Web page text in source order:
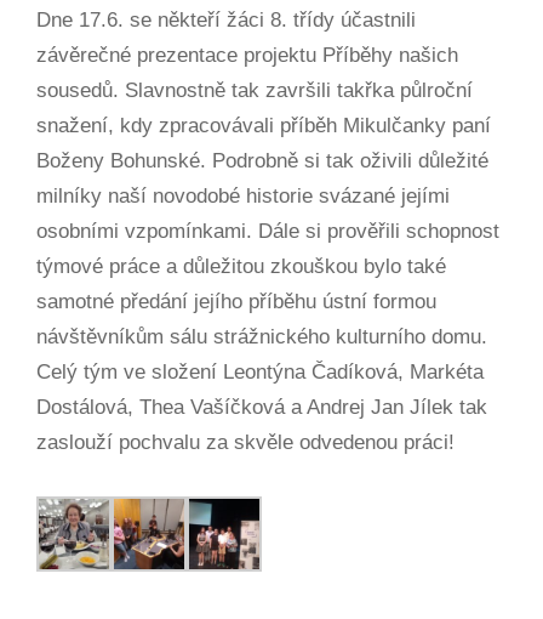
Dne 17.6. se někteří žáci 8. třídy účastnili
závěrečné prezentace projektu Příběhy našich
sousedů. Slavnostně tak završili takřka půlroční
snažení, kdy zpracovávali příběh Mikulčanky paní
Boženy Bohunské. Podrobně si tak oživili důležité
milníky naší novodobé historie svázané jejími
osobními vzpomínkami. Dále si prověřili schopnost
týmové práce a důležitou zkouškou bylo také
samotné předání jejího příběhu ústní formou
návštěvníkům sálu strážnického kulturního domu.
Celý tým ve složení Leontýna Čadíková, Markéta
Dostálová, Thea Vašíčková a Andrej Jan Jílek tak
zaslouží pochvalu za skvěle odvedenou práci!